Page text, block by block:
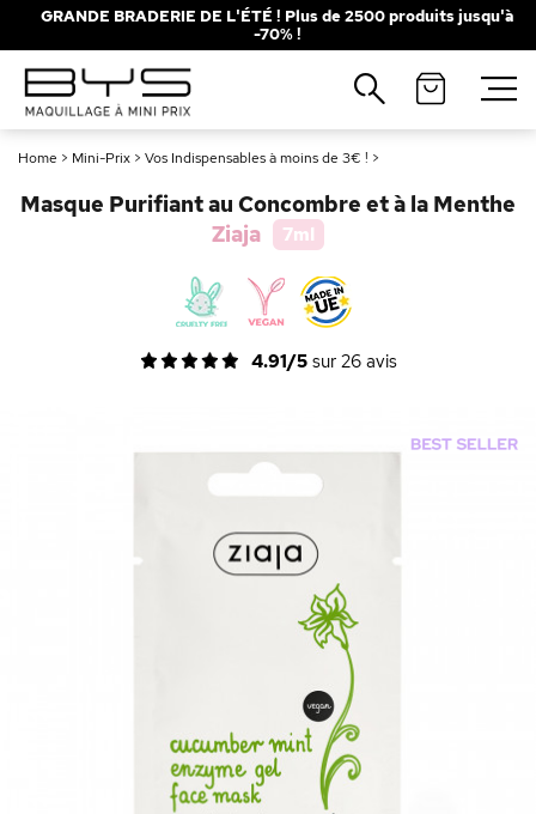
GRANDE BRADERIE DE L'ÉTÉ ! Plus de 2500 produits jusqu'à
-70% !
Home > Mini-Prix > Vos Indispensables à moins de 3€ ! >
Masque Purifiant au Concombre et à la Menthe
Ziaja
7ml
4.91/5sur 26avis
Fermer
Recherches populaires
Mascara
Rouge à Lèvres